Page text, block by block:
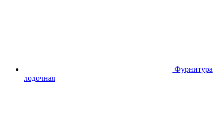
Фурнитура
лодочная